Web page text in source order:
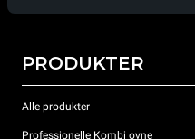
PRODUKTER
Alle produkter
Professionelle Kombi ovne